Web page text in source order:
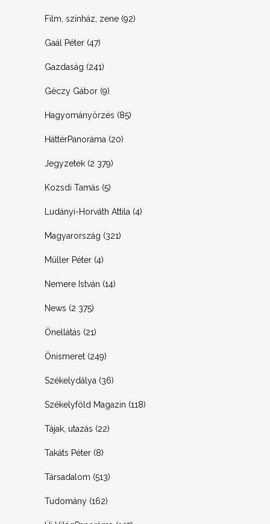
Film, színház, zene (92)
Gaál Péter (47)
Gazdaság (241)
Géczy Gábor (9)
Hagyományörzés (85)
HáttérPanoráma (20)
Jegyzetek (2 379)
Kozsdi Tamás (5)
Ludányi-Horváth Attila (4)
Magyarország (321)
Müller Péter (4)
Nemere István (14)
News (2 375)
Önellátás (21)
Önismeret (249)
Székelydálya (36)
Székelyföld Magazin (118)
Tájak, utazás (22)
Takáts Péter (8)
Társadalom (513)
Tudomány (162)